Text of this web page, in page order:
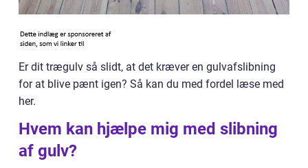
Er dit trægulv så slidt, at det kræver en gulvafslibning
for at blive pænt igen? Så kan du med fordel læse med
her.
Hvem kan hjælpe mig med slibning
af gulv?